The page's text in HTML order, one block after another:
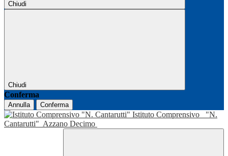
Chiudi
Chiudi
Conferma
Annulla Conferma
Istituto Comprensivo
"N.
Cantarutti" Azzano Decimo